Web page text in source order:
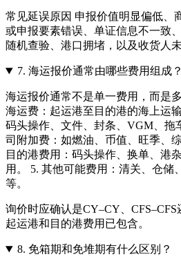
常见延误原因 申报价值明显偏低、
或申报要素错误、单证信息不一致
随机查验、港口拥堵，以及收货人
7. 海运报价通常由哪些费用组成？
海运报价通常不是单一费用，而是
海运费：起运港至目的港的海上运
码头操作、文件、封条、VGM、拖
司附加费：如燃油、币值、旺季、
目的港费用：码头操作、换单、港
用。 5. 其他可能费用：清关、仓储
等。
询价时应确认是CY–CY、
起运港和目的港费用已包含。
8. 免箱期和免堆期有什么区别？